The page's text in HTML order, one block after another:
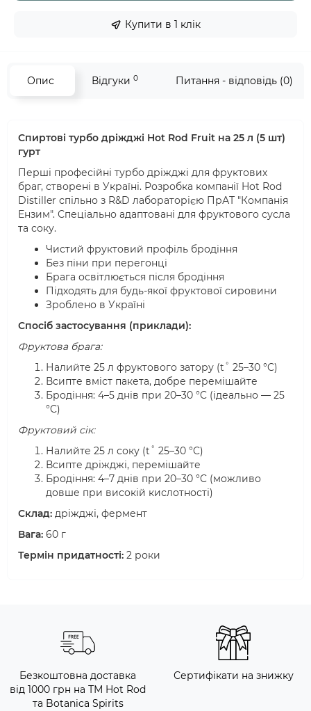
Купити в 1 клік
Опис Відгуки 0 Питання - відповідь (0)
Спиртові турбо дріжджі Hot Rod Fruit на 25 л (5 шт)
гурт
Перші професійні турбо дріжджі для фруктових
браг, створені в Україні. Розробка компанії Hot Rod
Distiller спільно з R&D лабораторією ПрАТ "Компанія
Ензим". Спеціально адаптовані для фруктового сусла
та соку.
Чистий фруктовий профіль бродіння
Без піни при перегонці
Брага освітлюється після бродіння
Підходять для будь-якої фруктової сировини
Зроблено в Україні
Спосіб застосування (приклади):
Фруктова брага:
Налийте 25 л фруктового затору (t˚ 25–30 °C)
Всипте вміст пакета, добре перемішайте
Бродіння: 4–5 днів при 20–30 °C (ідеально — 25
°C)
Фруктовий сік:
Налийте 25 л соку (t˚ 25–30 °C)
Всипте дріжджі, перемішайте
Бродіння: 4–7 днів при 20–30 °C (можливо
довше при високій кислотності)
Склад: дріжджі, фермент
Вага: 60 г
Термін придатності: 2 роки
Безкоштовна доставка
від 1000 грн на ТМ Hot Rod
та Botanica Spirits
Сертифікати на знижку